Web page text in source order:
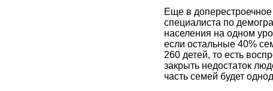
Еще в
специалиста по
населения на одном
если остальные 40%
260 детей, то есть
закрыть недостаток
часть семей будет